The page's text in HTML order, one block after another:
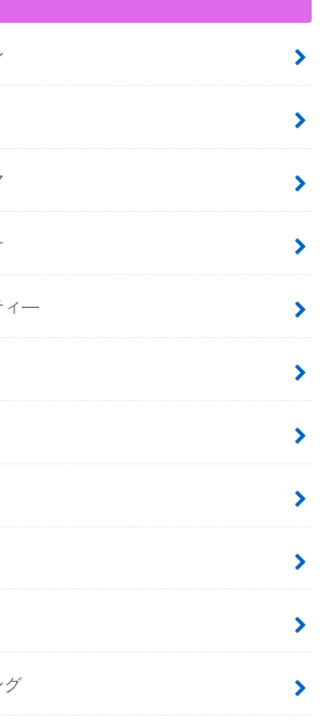
ィ―
グ